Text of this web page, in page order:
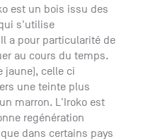
est un bois issu des
s'utilise
a pour particularité de
au cours du temps.
jaune), celle ci
une teinte plus
marron. L'Iroko est
regénération
dans certains pays